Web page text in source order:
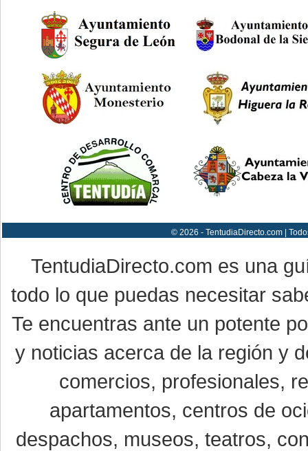
© 2026 - TentudiaDirecto.com |
TentudiaDirecto.com es una
todo lo que puedas necesitar
Te encuentras ante un potente
y noticias acerca de la región y
comercios, profesionales,
apartamentos, centros de
despachos, museos, teatros,